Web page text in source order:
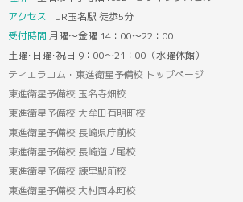
アクセス JR玉名駅 徒歩5分
受付時間 月曜～金曜 14：00～22：00
土曜･日曜･祝日 9：00～21：00（水曜休館）
ティエラコム・東進衛星予備校 トップページ
東進衛星予備校 玉名寺畑校
東進衛星予備校 大牟田有明町校
東進衛星予備校 長崎県庁前校
東進衛星予備校 長崎道ノ尾校
東進衛星予備校 諫早駅前校
東進衛星予備校 大村西本町校